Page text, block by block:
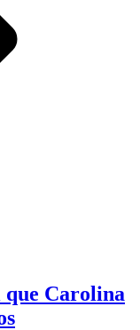
que Carolina